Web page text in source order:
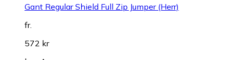
Gant Regular Shield Full Zip Jumper (Herr)
fr.
572 kr